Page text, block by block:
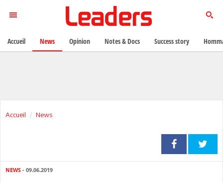
Accueil News
NEWS - 09.06.2019
Accueil News Opinion Notes & Docs Success story